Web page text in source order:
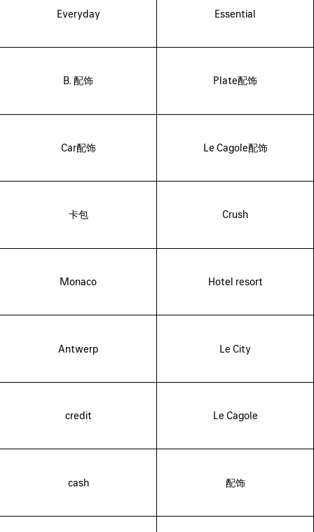
Everyday Essential
B. 配饰 Plate配饰
Car配饰 Le Cagole配饰
卡包 Crush
Monaco Hotel resort
Antwerp Le City
credit Le Cagole
cash 配饰